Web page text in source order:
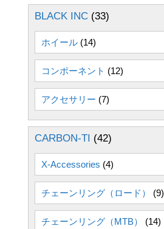
BLACK INC (33)
ホイール (14)
コンポーネント (12)
アクセサリー (7)
CARBON-TI (42)
X-Accessories (4)
チェーンリング（ロード） (9)
チェーンリング（MTB） (14)